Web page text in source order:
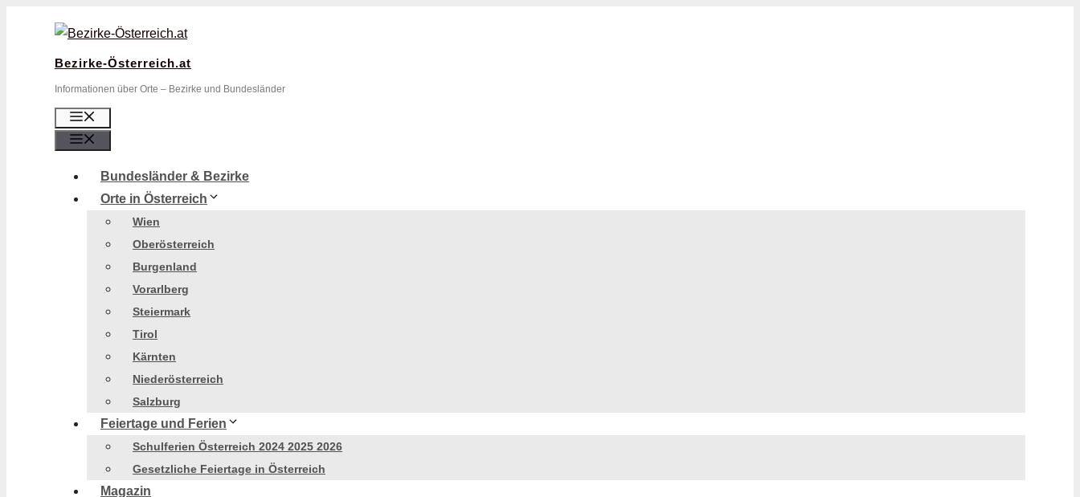
Bezirke-Österreich.at
Informationen über Orte – Bezirke und Bundesländer
Bundesländer & Bezirke
Orte in Österreich
Wien
Oberösterreich
Burgenland
Vorarlberg
Steiermark
Tirol
Kärnten
Niederösterreich
Salzburg
Feiertage und Ferien
Schulferien Österreich 2024 2025 2026
Gesetzliche Feiertage in Österreich
Magazin